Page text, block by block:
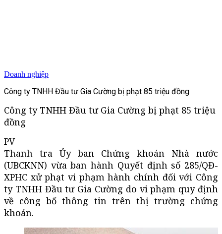
Doanh nghiệp
Công ty TNHH Đầu tư Gia Cường bị phạt 85 triệu đồng
Công ty TNHH Đầu tư Gia Cường bị phạt 85 triệu
đồng
PV
Thanh tra Ủy ban Chứng khoán Nhà nước
(UBCKNN) vừa ban hành Quyết định số 285/QĐ-
XPHC xử phạt vi phạm hành chính đối với Công
ty TNHH Đầu tư Gia Cường do vi phạm quy định
về công bố thông tin trên thị trường chứng
khoán.